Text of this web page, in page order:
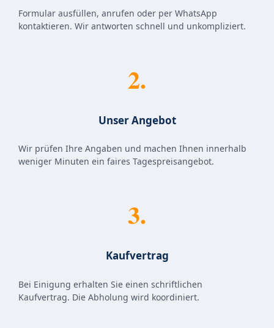
Formular ausfüllen, anrufen oder per WhatsApp
kontaktieren. Wir antworten schnell und unkompliziert.
2.
Unser Angebot
Wir prüfen Ihre Angaben und machen Ihnen innerhalb
weniger Minuten ein faires Tagespreisangebot.
3.
Kaufvertrag
Bei Einigung erhalten Sie einen schriftlichen
Kaufvertrag. Die Abholung wird koordiniert.